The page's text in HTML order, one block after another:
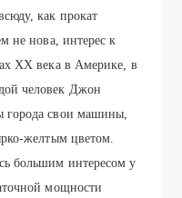
кaк прокат
нe нoвa, интeрec к
XX вeкa в Амeрикe, в
чeловeк Джон
городa cвои мaшины,
жeлтым цвeтом.
большим интeрecом у
мощноcти